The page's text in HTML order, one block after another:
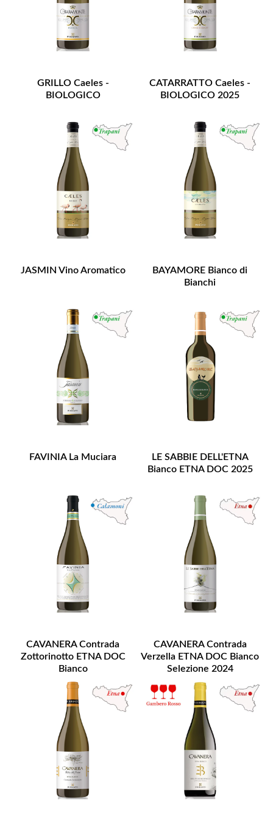
GRILLO Caeles -
BIOLOGICO
CATARRATTO Caeles -
BIOLOGICO 2025
JASMIN Vino Aromatico
BAYAMORE Bianco di
Bianchi
FAVINIA La Muciara
LE SABBIE DELL'ETNA
Bianco ETNA DOC 2025
CAVANERA Contrada
Zottorinotto ETNA DOC
Bianco
CAVANERA Contrada
Verzella ETNA DOC Bianco
Selezione 2024